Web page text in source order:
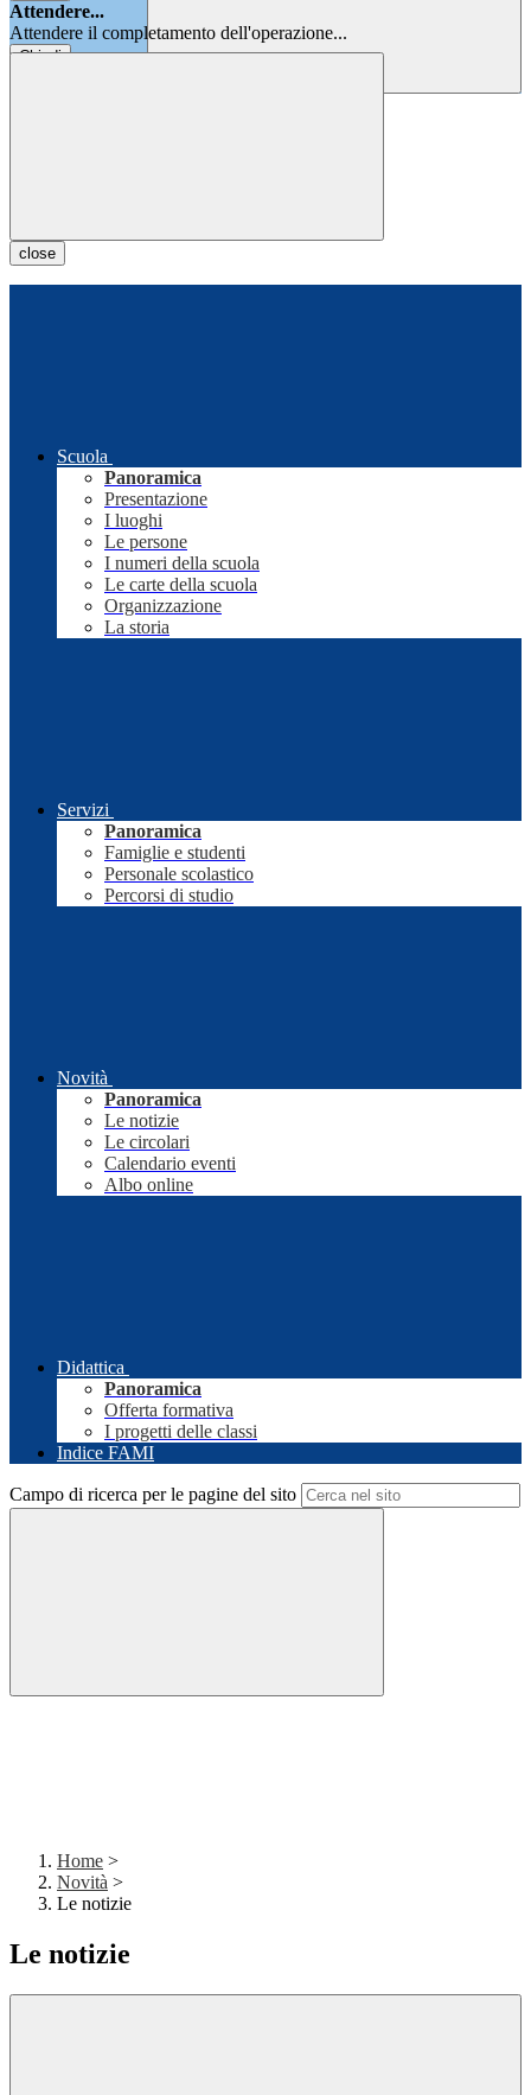
Attendere...
Attendere il completamento dell'operazione...
Chiudi
close
Scuola
Panoramica
Presentazione
I luoghi
Le persone
I numeri della scuola
Le carte della scuola
Organizzazione
La storia
Servizi
Panoramica
Famiglie e studenti
Personale scolastico
Percorsi di studio
Novità
Panoramica
Le notizie
Le circolari
Calendario eventi
Albo online
Didattica
Panoramica
Offerta formativa
I progetti delle classi
Indice FAMI
Campo di ricerca per le pagine del sito
Home >
Novità >
Le notizie
Le notizie